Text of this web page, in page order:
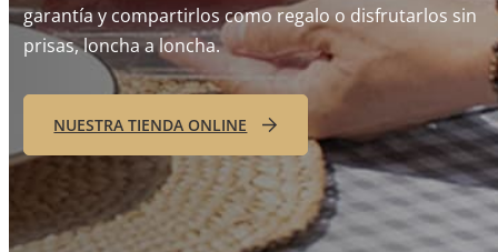
garantía y compartirlos como regalo o disfrutarlos sin
prisas, loncha a loncha.
NUESTRA TIENDA ONLINE